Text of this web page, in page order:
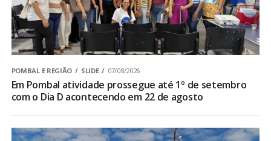
POMBAL E REGIÃO SLIDE 07/08/2026
Em Pombal atividade prossegue até 1º de setembro
com o Dia D acontecendo em 22 de agosto